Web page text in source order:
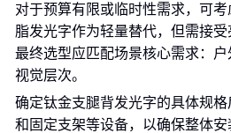
对于预算有限或临时性需求，可考
脂发光字作为轻量替代，但需接受
最终选型应匹配场景核心需求：
视觉层次。
确定钛金支腿背发光字的具体规
和固定支架等设备，以确保整体安